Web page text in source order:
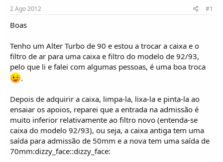
d
o
r
T
ó
p
i
c
s
o
2 Ago 2012 #1
Boas
Tenho um Alter Turbo de 90 e estou a trocar a caixa e o
filtro de ar para uma caixa e filtro do modelo de 92/93,
pelo que li e falei com algumas pessoas, é uma boa troca
.
Depois de adquirir a caixa, limpa-la, lixa-la e pinta-la ao
ensaiar os apoios, reparei que a entrada na admissão é
muito inferior relativamente ao filtro novo (entenda-se
caixa do modelo 92/93), ou seja, a caixa antiga tem uma
saída para admissão de 50mm e a nova tem uma saída de
70mm:dizzy_face::dizzy_face: